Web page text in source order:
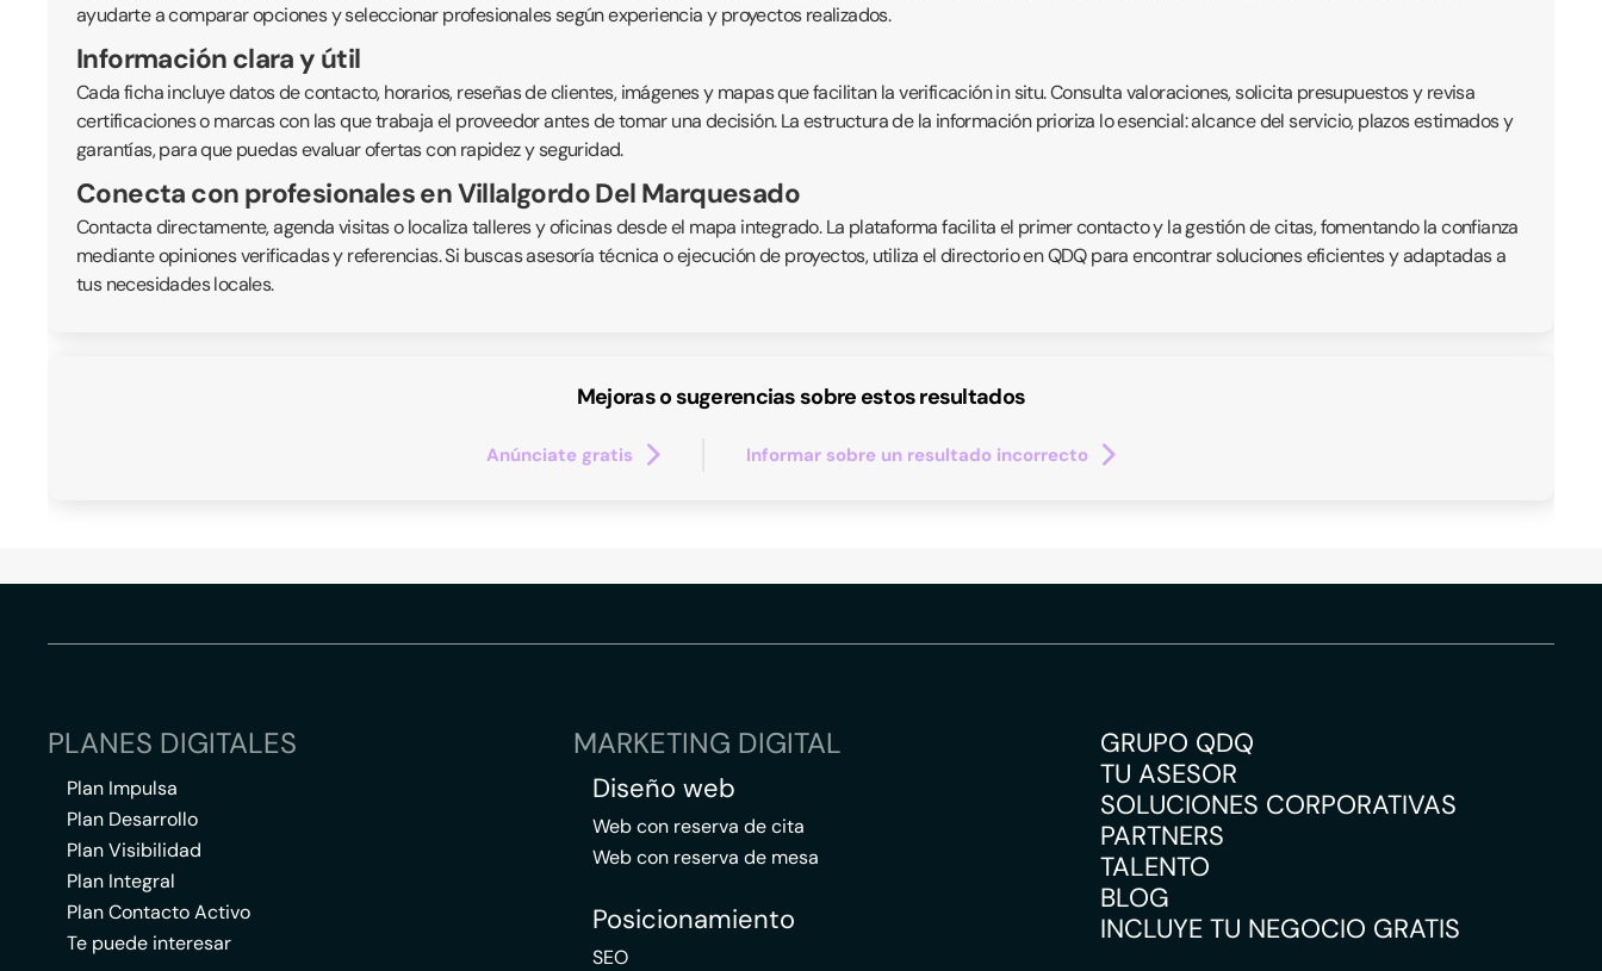
ayudarte a comparar opciones y seleccionar profesionales según experiencia y proyectos realizados.
Información clara y útil
Cada ficha incluye datos de contacto, horarios, reseñas de clientes, imágenes y mapas que facilitan la verificación in situ. Consulta valoraciones, solicita presupuestos y revisa
certificaciones o marcas con las que trabaja el proveedor antes de tomar una decisión. La estructura de la información prioriza lo esencial: alcance del servicio, plazos estimados y
garantías, para que puedas evaluar ofertas con rapidez y seguridad.
Conecta con profesionales en Villalgordo Del Marquesado
Contacta directamente, agenda visitas o localiza talleres y oficinas desde el mapa integrado. La plataforma facilita el primer contacto y la gestión de citas, fomentando la confianza
mediante opiniones verificadas y referencias. Si buscas asesoría técnica o ejecución de proyectos, utiliza el directorio en QDQ para encontrar soluciones eficientes y adaptadas a
tus necesidades locales.
Mejoras o sugerencias sobre estos resultados
Anúnciate gratis Informar sobre un resultado incorrecto
PLANES DIGITALES
Plan Impulsa
Plan Desarrollo
Plan Visibilidad
Plan Integral
Plan Contacto Activo
Te puede interesar
MARKETING DIGITAL
Diseño web
Web con reserva de cita
Web con reserva de mesa
Posicionamiento
SEO
GRUPO QDQ
TU ASESOR
SOLUCIONES CORPORATIVAS
PARTNERS
TALENTO
BLOG
INCLUYE TU NEGOCIO GRATIS